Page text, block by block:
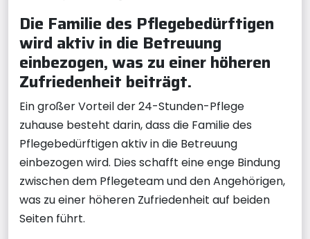
Die Familie des Pflegebedürftigen
wird aktiv in die Betreuung
einbezogen, was zu einer höheren
Zufriedenheit beiträgt.
Ein großer Vorteil der 24-Stunden-Pflege
zuhause besteht darin, dass die Familie des
Pflegebedürftigen aktiv in die Betreuung
einbezogen wird. Dies schafft eine enge Bindung
zwischen dem Pflegeteam und den Angehörigen,
was zu einer höheren Zufriedenheit auf beiden
Seiten führt.